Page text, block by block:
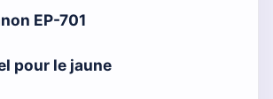
EP-701
pour le jaune